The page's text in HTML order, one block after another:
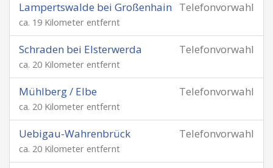
Telefonvorwahl
Lampertswalde bei Großenhain
ca. 19 Kilometer entfernt
Telefonvorwahl
Schraden bei Elsterwerda
ca. 20 Kilometer entfernt
Telefonvorwahl
Mühlberg / Elbe
ca. 20 Kilometer entfernt
Telefonvorwahl
Uebigau-Wahrenbrück
ca. 20 Kilometer entfernt